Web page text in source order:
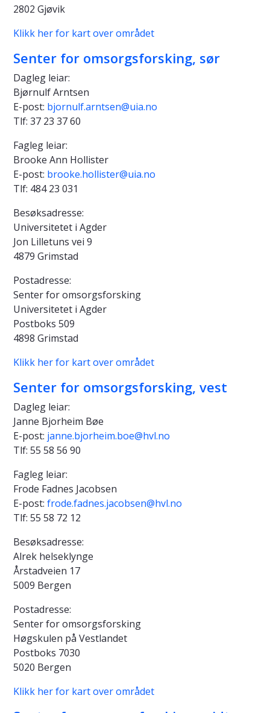
2802 Gjøvik
Klikk her for kart over området
Senter for omsorgsforsking, sør
Dagleg leiar:
Bjørnulf Arntsen
E-post: bjornulf.arntsen@uia.no
Tlf: 37 23 37 60
Fagleg leiar:
Brooke Ann Hollister
E-post: brooke.hollister@uia.no
Tlf: 484 23 031
Besøksadresse:
Universitetet i Agder
Jon Lilletuns vei 9
4879 Grimstad
Postadresse:
Senter for omsorgsforsking
Universitetet i Agder
Postboks 509
4898 Grimstad
Klikk her for kart over området
Senter for omsorgsforsking, vest
Dagleg leiar:
Janne Bjorheim Bøe
E-post: janne.bjorheim.boe@hvl.no
Tlf: 55 58 56 90
Fagleg leiar:
Frode Fadnes Jacobsen
E-post: frode.fadnes.jacobsen@hvl.no
Tlf: 55 58 72 12
Besøksadresse:
Alrek helseklynge
Årstadveien 17
5009 Bergen
Postadresse:
Senter for omsorgsforsking
Høgskulen på Vestlandet
Postboks 7030
5020 Bergen
Klikk her for kart over området